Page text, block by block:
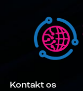
Kontakt os